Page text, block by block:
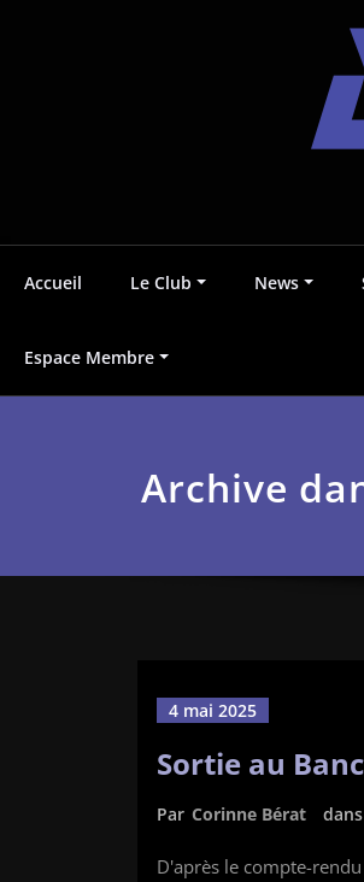
Albédo38
Accueil Le Club News
Espace Membre
Archive
4 mai 2025
Sortie au
Par Corinne Bérat dans
D'après le compte-